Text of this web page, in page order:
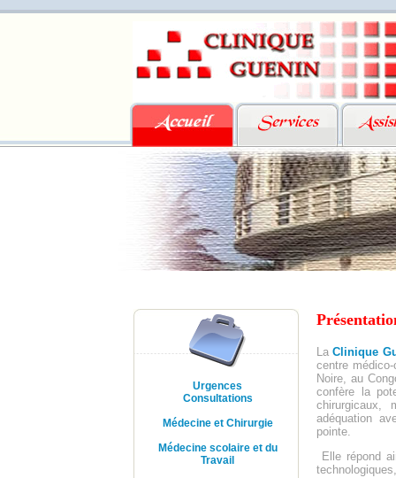
Urgences
Consultations
Médecine et Chirurgie
Médecine scolaire et du
Travail